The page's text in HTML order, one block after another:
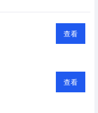
查看
查看